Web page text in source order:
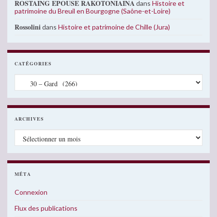
ROSTAING EPOUSE RAKOTONIAINAdans Histoire et
patrimoine du Breuil en Bourgogne (Saône-et-Loire)
Rossolinidans Histoire et patrimoine de Chille (Jura)
CATÉGORIES
Catégories
ARCHIVES
Archives
MÉTA
Connexion
Flux des publications